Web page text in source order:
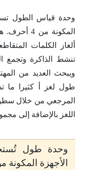
وحدة قياس الطول
المكونة
ألغاز الكلمات
تنشط الذاكرة وتجمع
ويبحث العديد من
طول لغز أ كثيرا ما
المرجعي من خلال
اللغز بالإضافة إلى
وحدة طول
الأجهزة المكونة من 4